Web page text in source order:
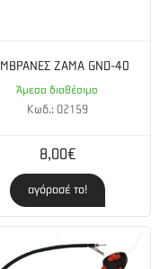
ZAMA GND-40
Άμεσα διαθέσιμο
Κωδ.: 02159
8,00€
αγόρασέ το!